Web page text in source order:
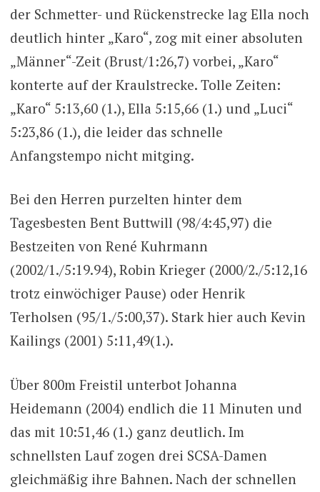
der Schmetter- und Rückenstrecke lag Ella noch
deutlich hinter „Karo“, zog mit einer absoluten
„Männer“-Zeit (Brust/1:26,7) vorbei, „Karo“
konterte auf der Kraulstrecke. Tolle Zeiten:
„Karo“ 5:13,60 (1.), Ella 5:15,66 (1.) und „Luci“
5:23,86 (1.), die leider das schnelle
Anfangstempo nicht mitging.
Bei den Herren purzelten hinter dem
Tagesbesten Bent Buttwill (98/4:45,97) die
Bestzeiten von René Kuhrmann
(2002/1./5:19.94), Robin Krieger (2000/2./5:12,16
trotz einwöchiger Pause) oder Henrik
Terholsen (95/1./5:00,37). Stark hier auch Kevin
Kailings (2001) 5:11,49(1.).
Über 800m Freistil unterbot Johanna
Heidemann (2004) endlich die 11 Minuten und
das mit 10:51,46 (1.) ganz deutlich. Im
schnellsten Lauf zogen drei SCSA-Damen
gleichmäßig ihre Bahnen. Nach der schnellen